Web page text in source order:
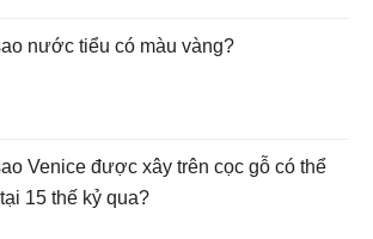
nước tiểu có màu vàng?
Venice được xây trên cọc gỗ có thể
15 thế kỷ qua?